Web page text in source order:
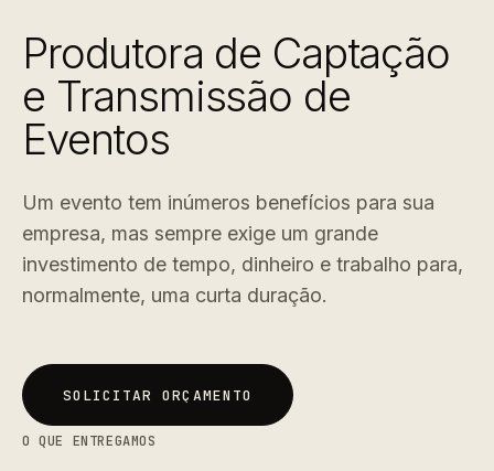
Produtora de Captação
e Transmissão de
Eventos
Um evento tem inúmeros benefícios para sua
empresa, mas sempre exige um grande
investimento de tempo, dinheiro e trabalho para,
normalmente, uma curta duração.
SOLICITAR ORÇAMENTO
O QUE ENTREGAMOS